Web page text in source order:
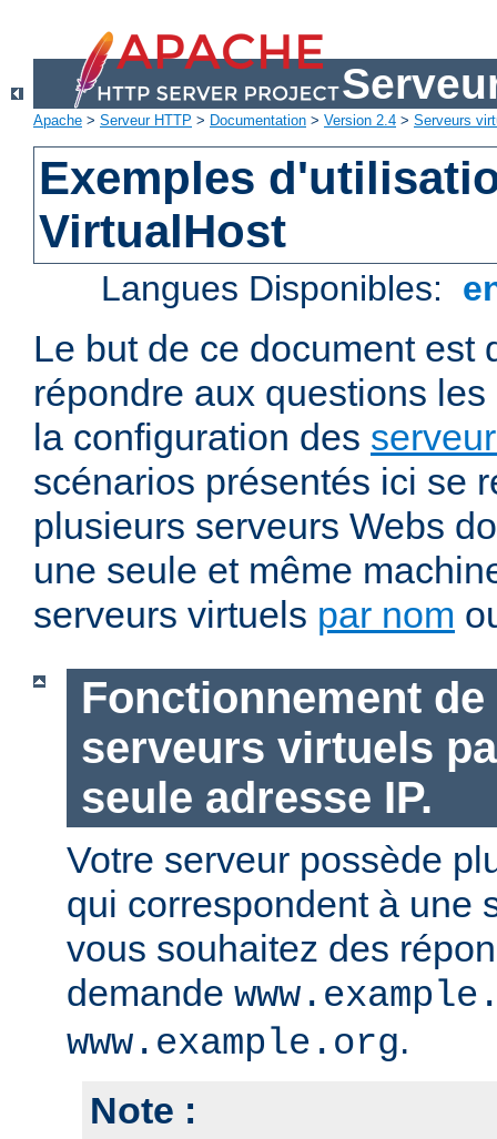
Apache > Serveur HTTP > Documentation > Version 2.4 > Serveurs
Exemples
VirtualHost
Langues Disponibles:
Le but de ce document est
répondre aux questions
la configuration des
scénarios présentés ici se
plusieurs serveurs Webs
une seule et même
serveurs virtuels par nom
Fonctionnement
serveurs virtuels
seule adresse IP.
Votre serveur possède
qui correspondent à une
vous souhaitez des
demande
www.example.org.
Note :